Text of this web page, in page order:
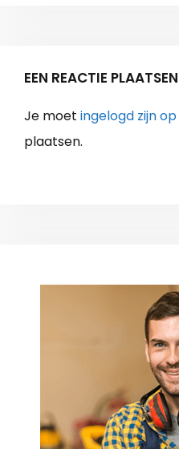
EEN REACTIE PLAATSEN
Je moet ingelogd zijn op
plaatsen.